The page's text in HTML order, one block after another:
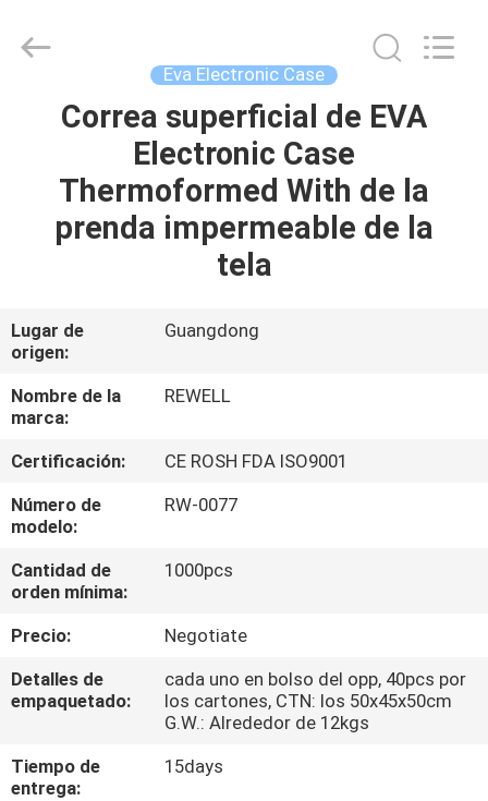
HOGAR
PRODUCTOS
SOBRE
VIAJE
DE
LA
FÁBRICA
CONTROL
DE
MAPA
DEL
SITIO
Limited.
Eva Electronic Case
Correa superficial de EVA
Electronic Case
Thermoformed With de la
prenda impermeable de la
tela
Lugar de
origen:
Guangdong
Nombre de la
marca:
REWELL
Certificación:
CE ROSH FDA ISO9001
Número de
modelo:
RW-0077
Cantidad de
orden mínima:
1000pcs
Precio:
Negotiate
Detalles de
empaquetado:
cada uno en bolso del opp, 40pcs por
los cartones, CTN: los 50x45x50cm
G.W.: Alrededor de 12kgs
Tiempo de
entrega:
15days